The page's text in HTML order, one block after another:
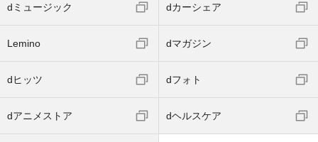
dミュージック dカーシェア
Lemino dマガジン
dヒッツ dフォト
dアニメストア dヘルスケア